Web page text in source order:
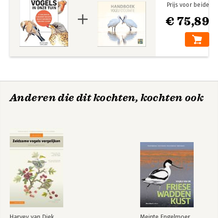
€ 75,89
Prijs voor beide
Anderen die dit kochten, kochten ook